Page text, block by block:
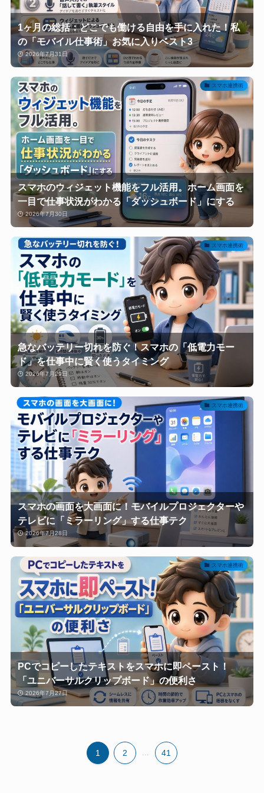
1ヶ月の総括：どこでも働ける自由を手に入れた！私
の「モバイル仕事術」お気に入りベスト3
2026年7月31日
スマホ連携術
スマホのウィジェット機能をフル活用。ホーム画面を
一目で仕事状況がわかる「ダッシュボード」にする
2026年7月30日
スマホ連携術
急なバッテリー切れを防ぐ！スマホの「低電力モー
ド」を仕事中に賢く使うタイミング
2026年7月29日
スマホ連携術
スマホの画面を大画面に！モバイルプロジェクターや
テレビに「ミラーリング」する仕事テク
2026年7月28日
スマホ連携術
PCでコピーしたテキストをスマホに即ペースト！
「ユニバーサルクリップボード」の便利さ
2026年7月27日
1 2 41